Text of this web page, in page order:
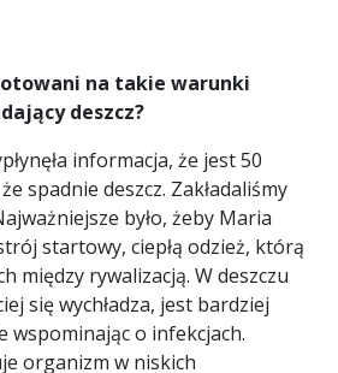
na takie warunki
deszcz?
informacja, że jest 50
spadnie deszcz. Zakładaliśmy
było, żeby Maria
startowy, ciepłą odzież, którą
między rywalizacją. W deszczu
się wychładza, jest bardziej
wspominając o infekcjach.
organizm w niskich